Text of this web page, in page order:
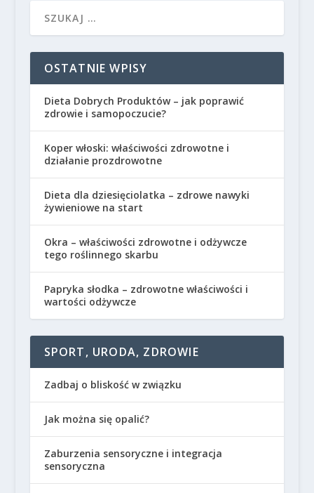
OSTATNIE WPISY
Dieta Dobrych Produktów – jak poprawić
zdrowie i samopoczucie?
Koper włoski: właściwości zdrowotne i
działanie prozdrowotne
Dieta dla dziesięciolatka – zdrowe nawyki
żywieniowe na start
Okra – właściwości zdrowotne i odżywcze
tego roślinnego skarbu
Papryka słodka – zdrowotne właściwości i
wartości odżywcze
SPORT, URODA, ZDROWIE
Zadbaj o bliskość w związku
Jak można się opalić?
Zaburzenia sensoryczne i integracja
sensoryczna